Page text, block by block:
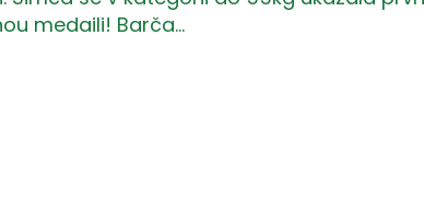
medaili! Barča…